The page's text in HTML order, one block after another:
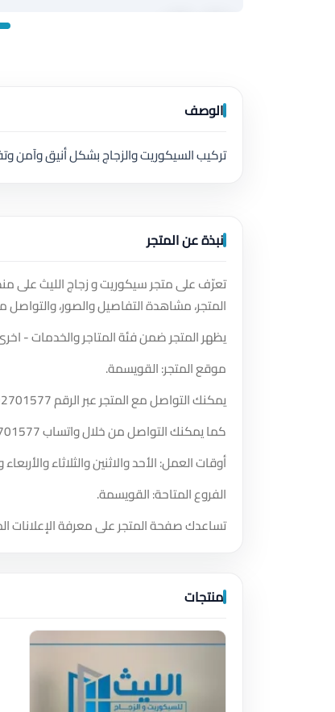
الوصف
تركيب السيكوريت والزجاج بشكل أنيق وآمن
نبذة عن المتجر
تعرّف على متجر سيكوريت و زجاج الليث على
المتجر، مشاهدة التفاصيل والصور،
يظهر المتجر ضمن فئة المتاجر والخدمات -
موقع المتجر: القويسمة.
يمكنك التواصل مع المتجر عبر الرقم
كما يمكنك التواصل من خلال واتساب
أوقات العمل: الأحد والاثنين والثلاثاء والأربعاء والخميس
الفروع المتاحة: القويسمة.
تساعدك صفحة المتجر على معرفة الإعلانات
منتجات